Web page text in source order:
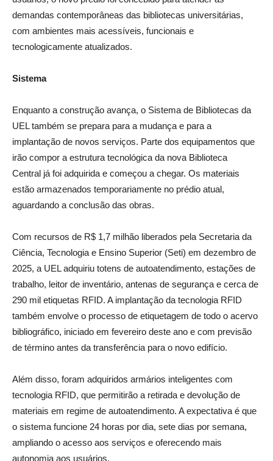
demandas contemporâneas das bibliotecas universitárias,
com ambientes mais acessíveis, funcionais e
tecnologicamente atualizados.
Sistema
Enquanto a construção avança, o Sistema de Bibliotecas da
UEL também se prepara para a mudança e para a
implantação de novos serviços. Parte dos equipamentos que
irão compor a estrutura tecnológica da nova Biblioteca
Central já foi adquirida e começou a chegar. Os materiais
estão armazenados temporariamente no prédio atual,
aguardando a conclusão das obras.
Com recursos de R$ 1,7 milhão liberados pela Secretaria da
Ciência, Tecnologia e Ensino Superior (Seti) em dezembro de
2025, a UEL adquiriu totens de autoatendimento, estações de
trabalho, leitor de inventário, antenas de segurança e cerca de
290 mil etiquetas RFID. A implantação da tecnologia RFID
também envolve o processo de etiquetagem de todo o acervo
bibliográfico, iniciado em fevereiro deste ano e com previsão
de término antes da transferência para o novo edifício.
Além disso, foram adquiridos armários inteligentes com
tecnologia RFID, que permitirão a retirada e devolução de
materiais em regime de autoatendimento. A expectativa é que
o sistema funcione 24 horas por dia, sete dias por semana,
ampliando o acesso aos serviços e oferecendo mais
autonomia aos usuários.